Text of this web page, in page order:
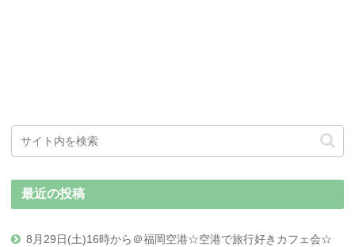
最近の投稿
8月29日(土)16時から＠福岡空港☆空港で旅行好きカフェ会☆